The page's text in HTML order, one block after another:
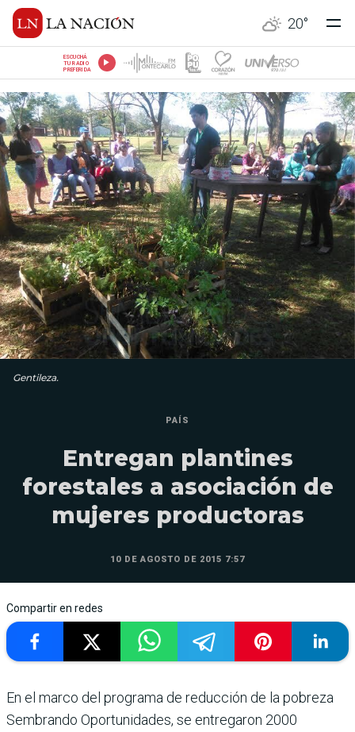
20°
ESCUCHÁ
TU RADIO
PREFERIDA
Gentileza.
PAÍS
Entregan plantines
forestales a asociación de
mujeres productoras
10 DE AGOSTO DE 2015 7:57
Compartir en redes
En el marco del programa de reducción de la pobreza
Sembrando Oportunidades, se entregaron 2000